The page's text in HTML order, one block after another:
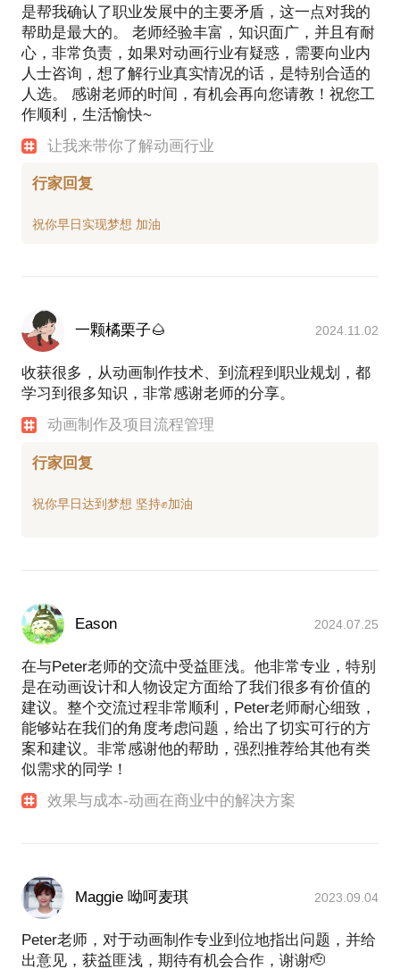
是帮我确认了职业发展中的主要矛盾，这一点对我的
帮助是最大的。 老师经验丰富，知识面广，并且有耐
心，非常负责，如果对动画行业有疑惑，需要向业内
人士咨询，想了解行业真实情况的话，是特别合适的
人选。 感谢老师的时间，有机会再向您请教！祝您工
作顺利，生活愉快~
让我来带你了解动画行业
行家回复
一颗橘栗子🌰 2024.11.02
收获很多，从动画制作技术、到流程到职业规划，都
学习到很多知识，非常感谢老师的分享。
动画制作及项目流程管理
行家回复
祝你早日达到梦想 坚持✊加油
Eason 2024.07.25
在与Peter老师的交流中受益匪浅。他非常专业，特别
是在动画设计和人物设定方面给了我们很多有价值的
建议。整个交流过程非常顺利，Peter老师耐心细致，
能够站在我们的角度考虑问题，给出了切实可行的方
案和建议。非常感谢他的帮助，强烈推荐给其他有类
似需求的同学！
效果与成本-动画在商业中的解决方案
Maggie 呦呵麦琪 2023.09.04
Peter老师，对于动画制作专业到位地指出问题，并给
出意见，获益匪浅，期待有机会合作，谢谢🫡